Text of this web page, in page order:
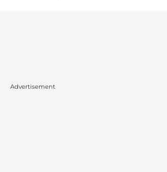
Advertisement